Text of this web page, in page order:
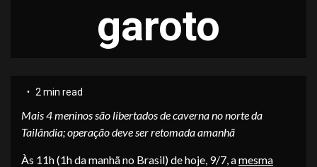
garoto
2 min read
Mais 4 meninos são libertados de caverna no norte da
Tailândia; operação deve ser retomada amanhã
Às 11h (1h da manhã no Brasil) de hoje, 9/7, amesma